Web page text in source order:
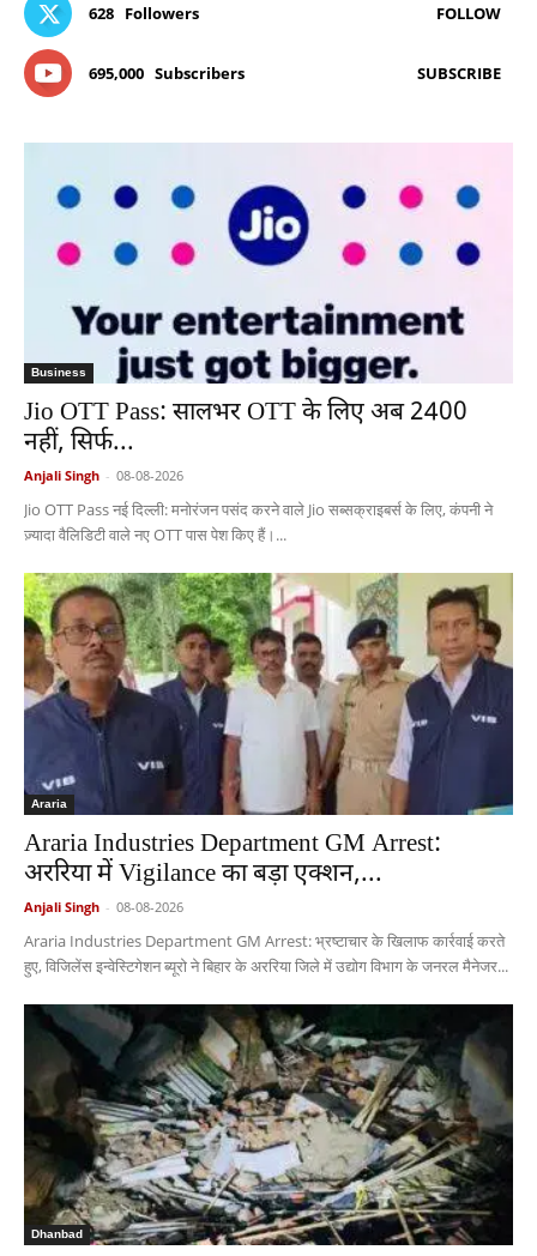
628 Followers FOLLOW
695,000 Subscribers SUBSCRIBE
Business
Jio OTT Pass: सालभर OTT के लिए अब 2400
नहीं, सिर्फ...
Anjali Singh - 08-08-2026
Jio OTT Pass नई दिल्ली: मनोरंजन पसंद करने वाले Jio सब्सक्राइबर्स के लिए, कंपनी ने
ज़्यादा वैलिडिटी वाले नए OTT पास पेश किए हैं।...
Araria
Araria Industries Department GM Arrest:
अररिया में Vigilance का बड़ा एक्शन,...
Anjali Singh - 08-08-2026
Araria Industries Department GM Arrest: भ्रष्टाचार के खिलाफ कार्रवाई करते
हुए, विजिलेंस इन्वेस्टिगेशन ब्यूरो ने बिहार के अररिया जिले में उद्योग विभाग के जनरल मैनेजर...
Dhanbad